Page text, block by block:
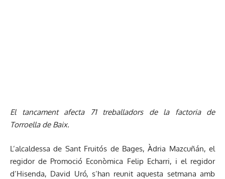
El tancament afecta 71 treballadors de la factoria de
Torroella de Baix.
L’alcaldessa de Sant Fruitós de Bages, Àdria Mazcuñán, el
regidor de Promoció Econòmica Felip Echarri, i el regidor
d’Hisenda, David Uró, s’han reunit aquesta setmana amb